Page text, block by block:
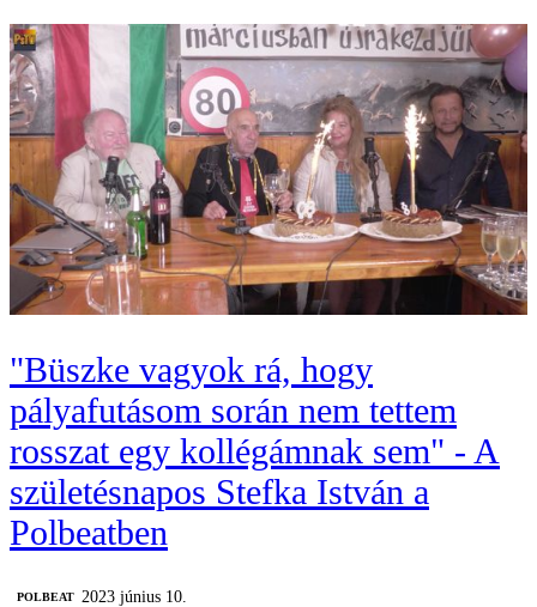
"Büszke vagyok rá, hogy
pályafutásom során nem tettem
rosszat egy kollégámnak sem" - A
születésnapos Stefka István a
Polbeatben
‎POLBEAT
2023 június 10.